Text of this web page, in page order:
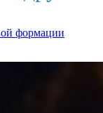
формации